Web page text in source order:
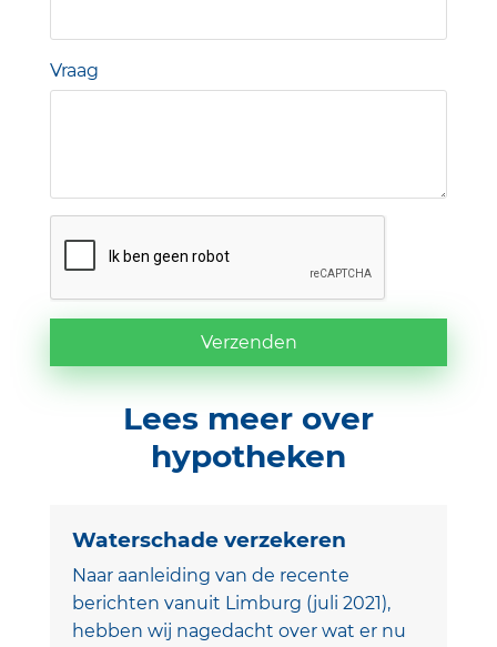
Vraag
Verzenden
Lees meer over
hypotheken
Waterschade verzekeren
Naar aanleiding van de recente
berichten vanuit Limburg (juli 2021),
hebben wij nagedacht over wat er nu